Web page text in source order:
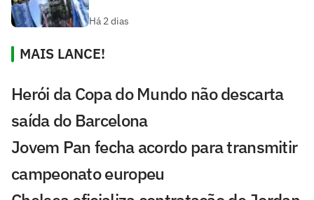
Há 2 dias
MAIS LANCE!
Herói da Copa do Mundo não descarta
saída do Barcelona
Jovem Pan fecha acordo para transmitir
campeonato europeu